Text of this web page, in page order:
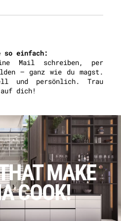
so einfach:
Mail schreiben, per
– ganz wie du magst.
und persönlich. Trau
dich!
MAKE
COOK!